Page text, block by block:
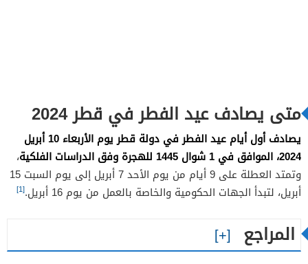
متى يصادف عيد الفطر في قطر 2024
يصادف أول أيام عيد الفطر في دولة قطر يوم الأربعاء 10 أبريل
2024، الموافق في 1 شوال 1445 للهجرة وفق الدراسات الفلكية
،
وتمتد العطلة على 9 أيام من يوم الأحد 7 أبريل إلى يوم السبت 15
أبريل، لتبدأ الجهات الحكومية والخاصة بالعمل من يوم 16 أبريل.
[1]
المراجع